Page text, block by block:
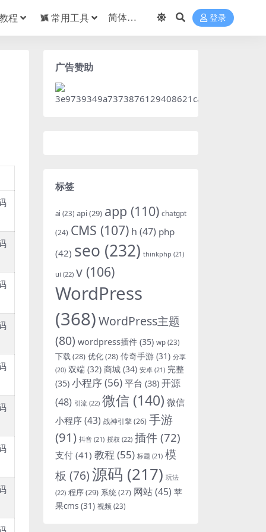
程 常用工具 登录
广告赞助
标签
ai (23) api(29) app (110) chatgpt
(24) CMS (107) h (47) php
(42) seo (232) thinkphp (21)
ui (22) v (106)
WordPress
(368)WordPress主题
(80) wordpress插件 (35) wp (23)
下载(28) 优化(28) 传奇手游 (31) 分享
(20) 双端 (32) 商城 (34) 安卓 (21) 完整
(35) 小程序(56) 平台 (38) 开源
(48) 引流 (22) 微信 (140) 微信
小程序(43) 战神引擎(26) 手游
(91) 抖音 (21) 授权 (22) 插件 (72)
支付 (41) 教程 (55) 标题 (21) 模
板 (76)源码 (217) 玩法
(22) 程序(29) 系统(27) 网站(45) 苹
果cms (31) 视频 (23)